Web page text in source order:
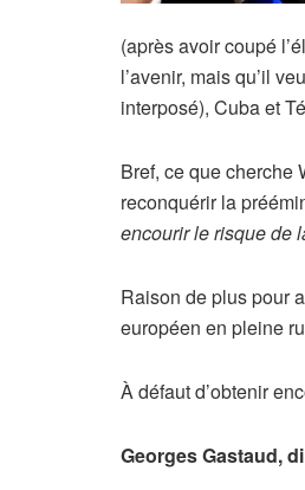
(après avoir coupé
l’avenir, mais qu’il
interposé), Cuba et
Bref, ce que cherche
reconquérir la
encourir le risque de
Raison de plus pour
européen en pleine
À défaut d’obtenir
Georges Gastaud,